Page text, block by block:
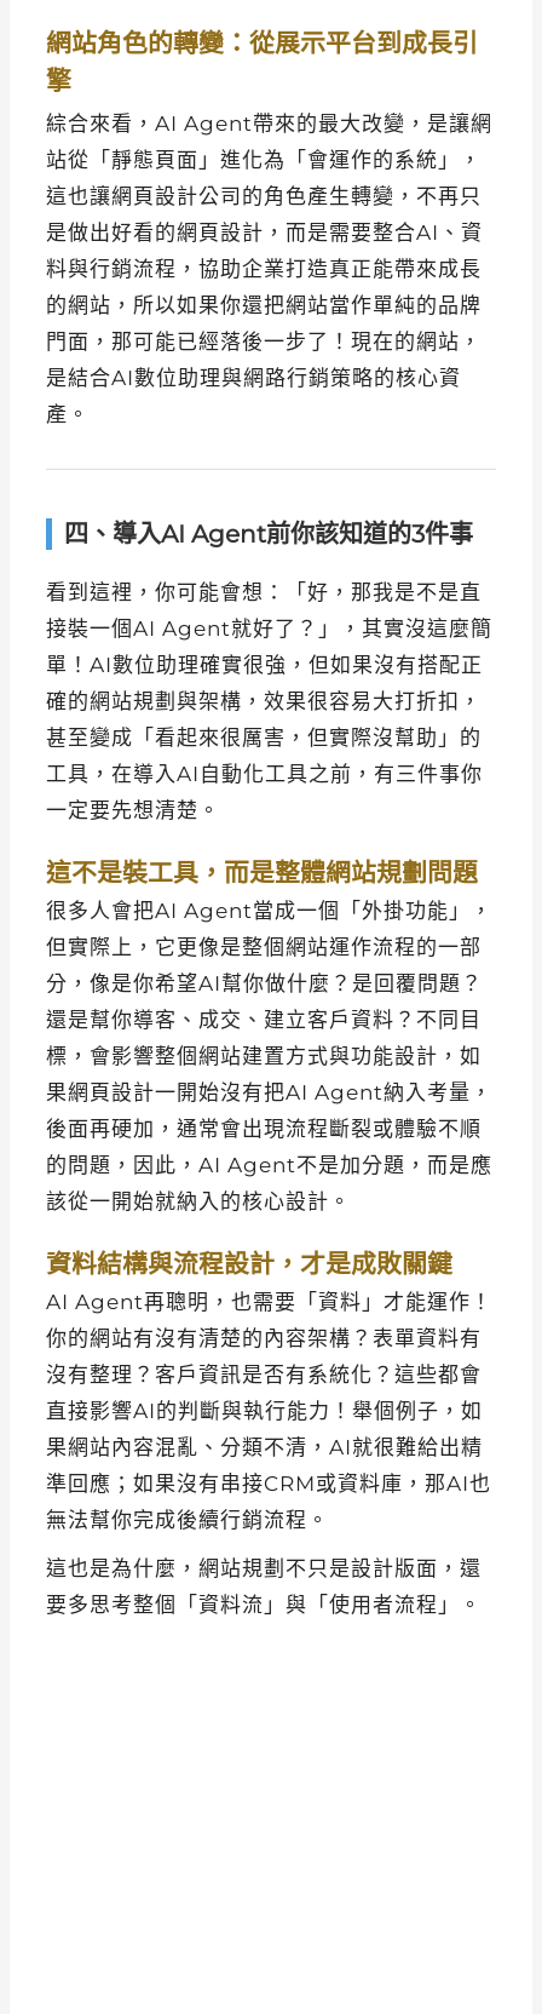
網站角色的轉變：從展示平台到成長引
擎
綜合來看，AI Agent帶來的最大改變，是讓網
站從「靜態頁面」進化為「會運作的系統」，
這也讓網頁設計公司的角色產生轉變，不再只
是做出好看的網頁設計，而是需要整合AI、資
料與行銷流程，協助企業打造真正能帶來成長
的網站，所以如果你還把網站當作單純的品牌
門面，那可能已經落後一步了！現在的網站，
是結合AI數位助理與網路行銷策略的核心資
產。
四、導入AI Agent前你該知道的3件事
看到這裡，你可能會想：「好，那我是不是直
接裝一個AI Agent就好了？」，其實沒這麼簡
單！AI數位助理確實很強，但如果沒有搭配正
確的網站規劃與架構，效果很容易大打折扣，
甚至變成「看起來很厲害，但實際沒幫助」的
工具，在導入AI自動化工具之前，有三件事你
一定要先想清楚。
這不是裝工具，而是整體網站規劃問題
很多人會把AI Agent當成一個「外掛功能」，
但實際上，它更像是整個網站運作流程的一部
分，像是你希望AI幫你做什麼？是回覆問題？
還是幫你導客、成交、建立客戶資料？不同目
標，會影響整個網站建置方式與功能設計，如
果網頁設計一開始沒有把AI Agent納入考量，
後面再硬加，通常會出現流程斷裂或體驗不順
的問題，因此，AI Agent不是加分題，而是應
該從一開始就納入的核心設計。
資料結構與流程設計，才是成敗關鍵
AI Agent再聰明，也需要「資料」才能運作！
你的網站有沒有清楚的內容架構？表單資料有
沒有整理？客戶資訊是否有系統化？這些都會
直接影響AI的判斷與執行能力！舉個例子，如
果網站內容混亂、分類不清，AI就很難給出精
準回應；如果沒有串接CRM或資料庫，那AI也
無法幫你完成後續行銷流程。
這也是為什麼，網站規劃不只是設計版面，還
要多思考整個「資料流」與「使用者流程」。